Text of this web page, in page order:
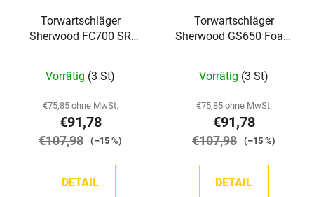
Torwartschläger
Sherwood FC700 SR
Vorrätig (3 St)
€75,85 ohne MwSt.
€91,78
€107,98 (–15 %)
DETAIL
Torwartschläger
Sherwood GS650 Foam
Vorrätig (3 St)
€75,85 ohne MwSt.
€91,78
€107,98 (–15 %)
DETAIL